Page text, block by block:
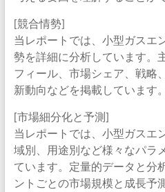
[競合情勢]
当レポートでは、小型ガスエ
勢を詳細に分析しています。
フィール、市場シェア、戦略
新動向などを掲載しています。
[市場細分化と予測]
当レポートでは、小型ガスエ
域別、用途別など様々なパラ
ています。定量的データと分
ントごとの市場規模と成長予